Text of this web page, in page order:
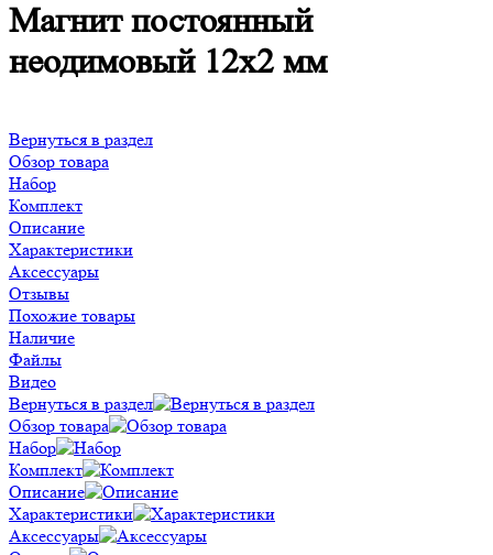
Магнит постоянный
неодимовый 12х2 мм
Вернуться в раздел
Обзор товара
Набор
Комплект
Описание
Характеристики
Аксессуары
Отзывы
Похожие товары
Наличие
Файлы
Видео
Вернуться в раздел
Обзор товара
Набор
Комплект
Описание
Характеристики
Аксессуары